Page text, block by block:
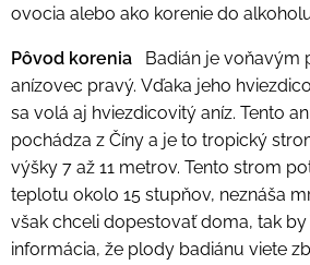
ovocia alebo ako korenie do
Pôvod korenia Badián je voňavým
anízovec pravý. Vďaka jeho
sa volá aj hviezdicovitý aníz. Tento
pochádza z Číny a je to tropický
výšky 7 až 11 metrov. Tento strom
teplotu okolo 15 stupňov, neznáša
však chceli dopestovať doma, tak
informácia, že plody badiánu viete